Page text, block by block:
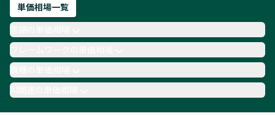
単価相場一覧
職種の単価相場
AI関連の単価相場